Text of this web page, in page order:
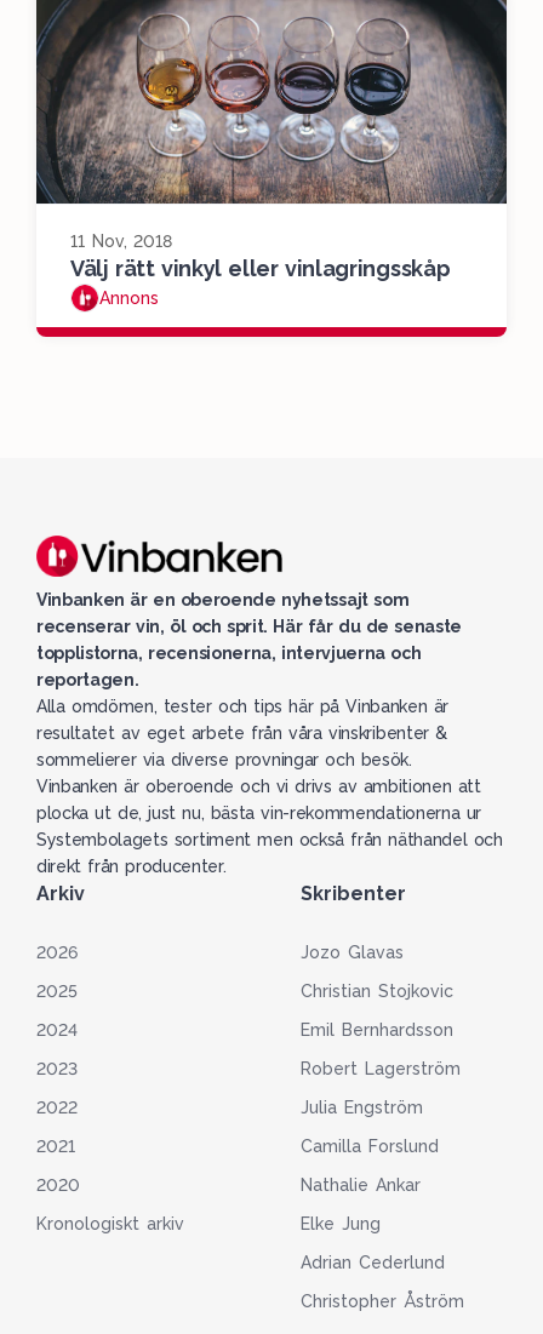
11 Nov, 2018
Välj rätt vinkyl eller vinlagringsskåp
Annons
Vinbanken är en oberoende nyhetssajt som
recenserar vin, öl och sprit. Här får du de senaste
topplistorna, recensionerna, intervjuerna och
reportagen.
Alla omdömen, tester och tips här på Vinbanken är
resultatet av eget arbete från våra vinskribenter &
sommelierer via diverse provningar och besök.
Vinbanken är oberoende och vi drivs av ambitionen att
plocka ut de, just nu, bästa vin-rekommendationerna ur
Systembolagets sortiment men också från näthandel och
direkt från producenter.
Arkiv
2026
2025
2024
2023
2022
2021
2020
Kronologiskt arkiv
Skribenter
Jozo Glavas
Christian Stojkovic
Emil Bernhardsson
Robert Lagerström
Julia Engström
Camilla Forslund
Nathalie Ankar
Elke Jung
Adrian Cederlund
Christopher Åström